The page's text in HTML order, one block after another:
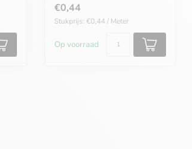
€0,44
Stukprijs: €0,44 / Meter
Op voorraad